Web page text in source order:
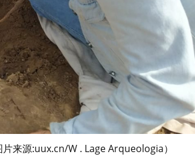
来源:uux.cn/W . Lage Arqueologia）